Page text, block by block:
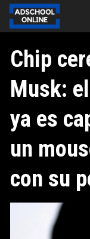
Chip
Musk:
ya es
un
con su